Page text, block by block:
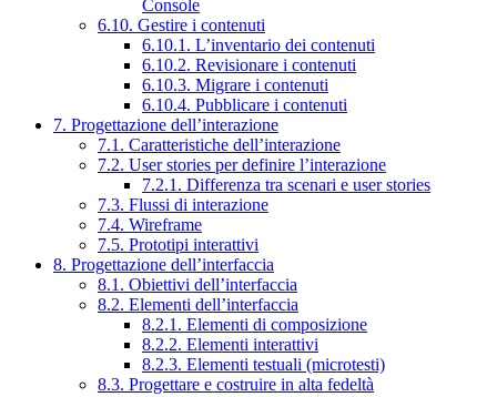
Console
6.10. Gestire i contenuti
6.10.1. L’inventario dei contenuti
6.10.2. Revisionare i contenuti
6.10.3. Migrare i contenuti
6.10.4. Pubblicare i contenuti
7. Progettazione dell’interazione
7.1. Caratteristiche dell’interazione
7.2. User stories per definire l’interazione
7.2.1. Differenza tra scenari e user stories
7.3. Flussi di interazione
7.4. Wireframe
7.5. Prototipi interattivi
8. Progettazione dell’interfaccia
8.1. Obiettivi dell’interfaccia
8.2. Elementi dell’interfaccia
8.2.1. Elementi di composizione
8.2.2. Elementi interattivi
8.2.3. Elementi testuali (microtesti)
8.3. Progettare e costruire in alta fedeltà